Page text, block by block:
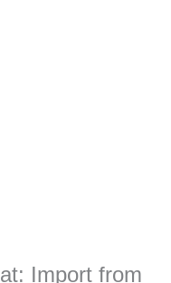
Import from